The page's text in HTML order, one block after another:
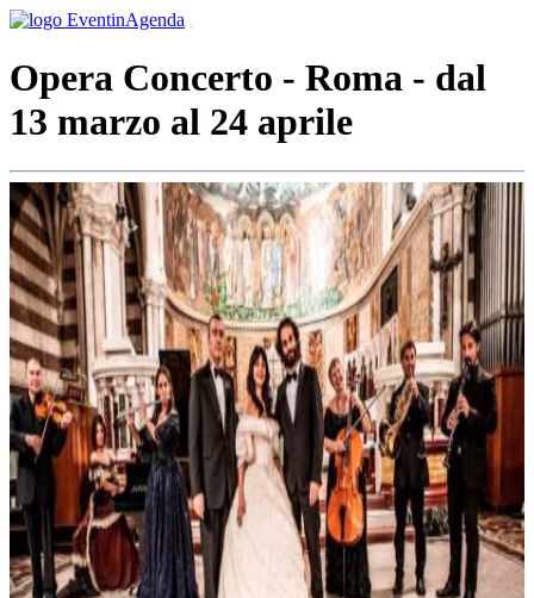
Opera Concerto - Roma - dal
13 marzo al 24 aprile